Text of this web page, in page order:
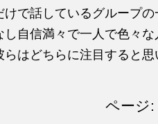
けで話しているグループ
し自信満々で一人で色々
らはどちらに注目すると思
ページ: